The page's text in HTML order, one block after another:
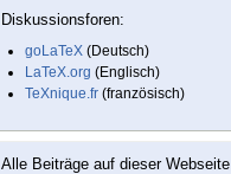
Diskussionsforen:
goLaTeX (Deutsch)
LaTeX.org (Englisch)
TeXnique.fr (französisch)
Alle Beiträge auf dieser Webseite